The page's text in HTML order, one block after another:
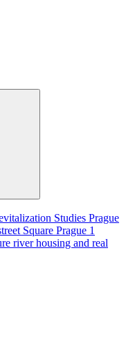
Studies Prague
Square Prague 1
riverhousing and real